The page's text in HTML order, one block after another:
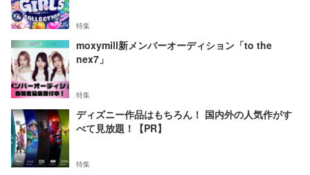
特集
moxymill新メンバーオーディション「to the
nex7」
特集
ディズニー作品はもちろん！ 国内外の人気作がす
べて見放題！【PR】
特集